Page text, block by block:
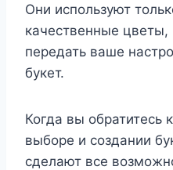
Они используют
качественные цветы,
передать ваше
букет.
Когда вы
выборе и создании
сделают все